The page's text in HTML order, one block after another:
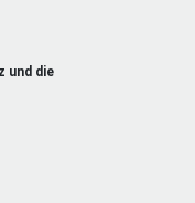
und die